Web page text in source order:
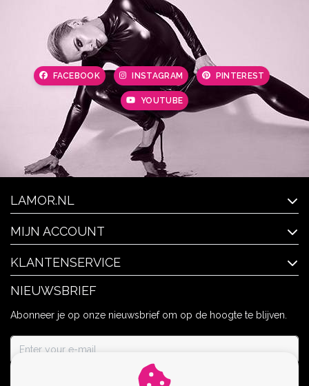
FACEBOOK INSTAGRAM PINTEREST
YOUTUBE
LAMOR.NL
MIJN ACCOUNT
KLANTENSERVICE
NIEUWSBRIEF
Abonneer je op onze nieuwsbrief om op de hoogte te blijven.